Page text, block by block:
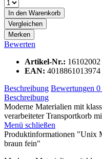
In den Warenkorb
Vergleichen
Merken
Bewerten
Artikel-Nr.: 16102002
EAN: 4018861013974
Beschreibung Bewertungen 0
Beschreibung
Moderne Materialien mit
verarbeiteter Transportkorb
Menü schließen
Produktinformationen "Unix
braun fein"